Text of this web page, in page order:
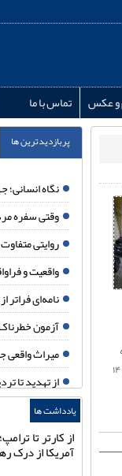
و عکس تماس با ما
مهر ماه ۱۴۰۴
پربازدیدترین ها
نگاه انسانی؛
وقتی سفره
روایتی متفاوت از ۱۵۰ شبانه روز ایستادگی مردم
واقعیت و
نامه‌ای فراتر
آزمون
میراث واقعی جنگ ۴۰ روزه برای
از تهدید تا
اردن؛ نقطه
عقب‌نشینی
خبرگان از چه
یادداشت ها
از کارتر تا
آمریکا از درک